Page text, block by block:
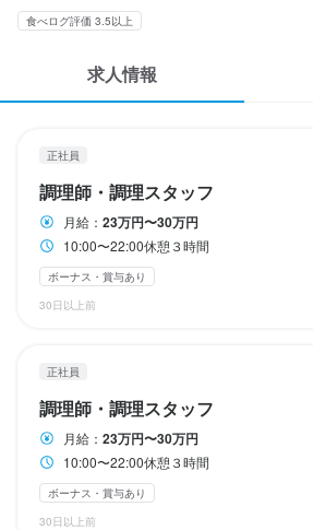
ヘルプ・お問い合わせフォーム
掲載をご検討の店舗様へ
食べログ求人PRESS
企業情報
食べログ評価 3.5以上
求人情報
正社員
調理師・調理スタッフ
月給： 23万円〜30万円
10:00〜22:00休憩３時間
ボーナス・賞与あり
30日以上前
正社員
調理師・調理スタッフ
月給： 23万円〜30万円
10:00〜22:00休憩３時間
ボーナス・賞与あり
30日以上前
休日・休暇
木曜日定休日
日曜日ランチのみ
待遇
契約期間の定めなし
学歴不問 ブランクOK 応募者全員と面接
仕事内容
休日・休暇
木曜日定休日
日曜日ランチのみ
待遇
契約期間の定めなし
学歴不問 ブランクOK 応募者全員と面接
仕事内容